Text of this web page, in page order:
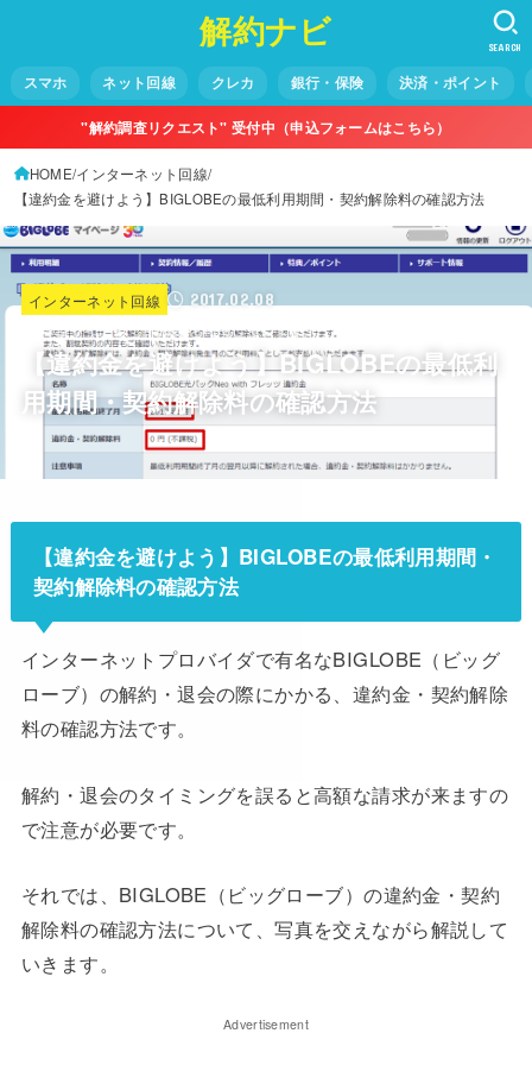
解約ナビ
スマホ ネット回線 クレカ 銀行・保険 決済・ポイント
SEARCH
"解約調査リクエスト" 受付中（申込フォームはこちら）
HOME インターネット回線
【違約金を避けよう】BIGLOBEの最低利用期間・契約解除料の確認方法
インターネット回線
2017.02.08
※当サイトは一部広告を利用しています
【違約金を避けよう】BIGLOBEの最低利
用期間・契約解除料の確認方法
【違約金を避けよう】BIGLOBEの最低利用期間・
契約解除料の確認方法
インターネットプロバイダで有名なBIGLOBE（ビッグ
ローブ）の解約・退会の際にかかる、違約金・契約解除
料の確認方法です。
解約・退会のタイミングを誤ると高額な請求が来ますの
で注意が必要です。
それでは、BIGLOBE（ビッグローブ）の違約金・契約
解除料の確認方法について、写真を交えながら解説して
いきます。
Advertisement